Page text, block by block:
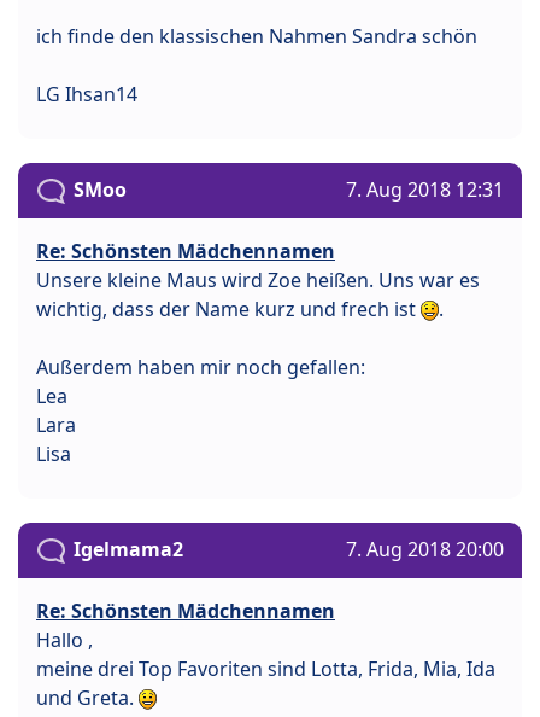
ich finde den klassischen Nahmen Sandra schön
LG Ihsan14
SMoo 7. Aug 2018 12:31
Re: Schönsten Mädchennamen
Unsere kleine Maus wird Zoe heißen. Uns war es
wichtig, dass der Name kurz und frech ist
.
Außerdem haben mir noch gefallen:
Lea
Lara
Lisa
Igelmama2 7. Aug 2018 20:00
Re: Schönsten Mädchennamen
Hallo ,
meine drei Top Favoriten sind Lotta, Frida, Mia, Ida
und Greta.